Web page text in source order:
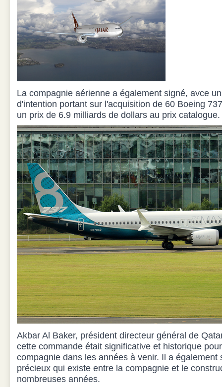
La compagnie aérienne a également signé, avce
d'intention portant sur l'acquisition de 60 Boeing
un prix de 6.9 milliards de dollars au prix catalogue.
Akbar Al Baker, président directeur général de
cette commande était significative et historique
compagnie dans les années à venir. Il a également
précieux qui existe entre la compagnie et le
nombreuses années.